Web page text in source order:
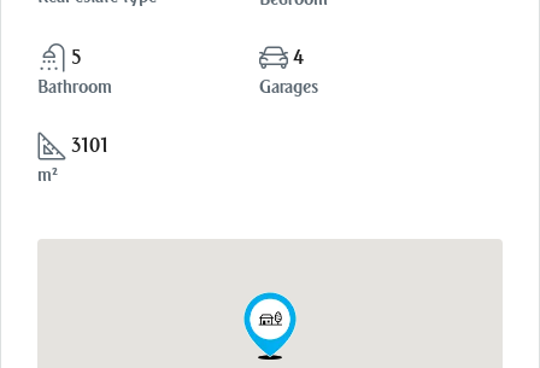
5
Bathroom
4
Garages
3101
m²